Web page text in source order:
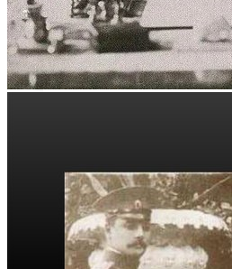
РЕЙТИНГОВЫЕ
ПОДАННЫХ
ПРИКАЗЫ О
Информация для
Перечень
мест для приема)